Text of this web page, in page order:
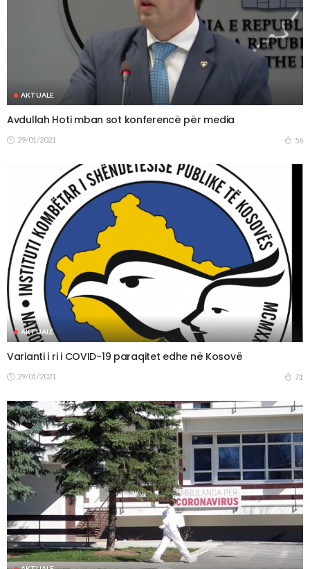
AKTUALE
Avdullah Hoti mban sot konferencë për media
29/01/2021 56
AKTUALE
Varianti i ri i COVID-19 paraqitet edhe në Kosovë
29/01/2021 71